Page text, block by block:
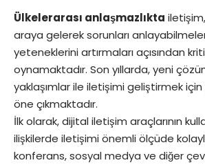
Ülkelerarası anlaşmazlıkta
araya gelerek sorunları
yeteneklerini artırmaları açısından
oynamaktadır. Son yıllarda, yeni
yaklaşımlar ile iletişimi geliştirmek
öne çıkmaktadır.
İlk olarak, dijital iletişim araçlarının
ilişkilerde iletişimi önemli ölçüde
konferans, sosyal medya ve diğer